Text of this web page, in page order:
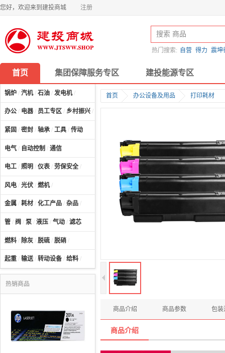
您好，欢迎来到建投商城 注册
热门搜索: 自营 得力 震坤
首页 集团保障服务专区 建投能源专区
锅炉 / 汽机/ 石油 / 发电机/
办公 / 电器 / 员工专区 / 乡村振兴 /
紧固 / 密封 / 轴承 / 工具 / 传动
电气 / 自动控制 / 通信
电工 / 照明 / 仪表 / 劳保安全 /
风电 / 光伏 / 燃机/
金属 / 耗材 / 化工产品 / 杂品 /
管 / 阀 / 泵 / 液压 / 气动 / 滤芯
燃料 / 除灰 / 脱硫 / 脱硝 /
起重 / 输送/ 转动设备 / 给料 /
热销商品
首页 办公设备及用品 打印耗材
商品介绍 商品参数 包装
商品介绍